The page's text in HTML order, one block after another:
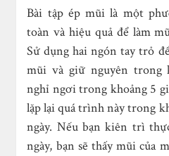
Bài tập ép mũi là một
toàn và hiệu quả để làm
Sử dụng hai ngón tay trỏ
mũi và giữ nguyên trong
nghỉ ngơi trong khoảng 5
lặp lại quá trình này trong
ngày. Nếu bạn kiên trì
ngày, bạn sẽ thấy mũi của